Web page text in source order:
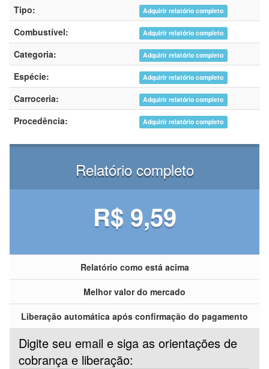
Tipo: Adquirir relatório completo
Combustível: Adquirir relatório completo
Categoria: Adquirir relatório completo
Espécie: Adquirir relatório completo
Carroceria: Adquirir relatório completo
Procedência: Adquirir relatório completo
Relatório completo
R$ 9,59
Relatório como está acima
Melhor valor do mercado
Liberação automática após confirmação do pagamento
Digite seu email e siga as orientações de
cobrança e liberação: